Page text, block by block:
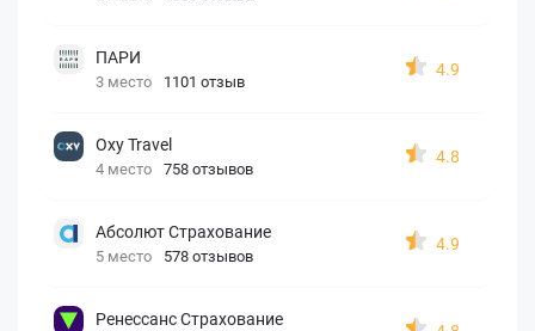
ПАРИ
3 место 1101 отзыв
4.9
Oxy Travel
4 место 758 отзывов
4.8
Абсолют Страхование
5 место 578 отзывов
4.9
Ренессанс Страхование